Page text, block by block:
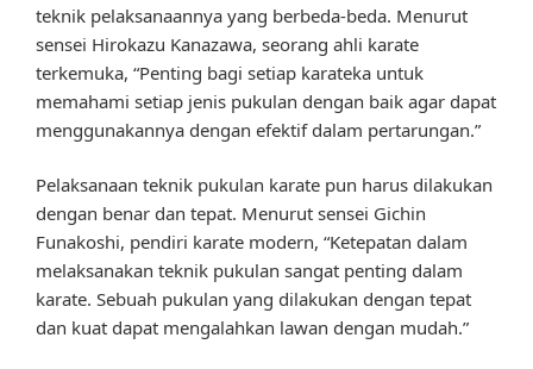
teknik pelaksanaannya yang berbeda-beda. Menurut
sensei Hirokazu Kanazawa, seorang ahli karate
terkemuka, “Penting bagi setiap karateka untuk
memahami setiap jenis pukulan dengan baik agar dapat
menggunakannya dengan efektif dalam pertarungan.”
Pelaksanaan teknik pukulan karate pun harus dilakukan
dengan benar dan tepat. Menurut sensei Gichin
Funakoshi, pendiri karate modern, “Ketepatan dalam
melaksanakan teknik pukulan sangat penting dalam
karate. Sebuah pukulan yang dilakukan dengan tepat
dan kuat dapat mengalahkan lawan dengan mudah.”